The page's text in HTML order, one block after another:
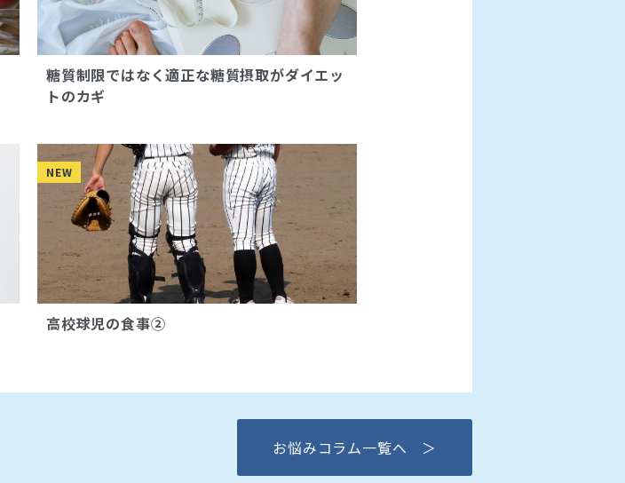
糖質制限ではなく適正な糖質摂取がダイエッ
トのカギ
NEW
高校球児の食事②
お悩みコラム一覧へ ＞